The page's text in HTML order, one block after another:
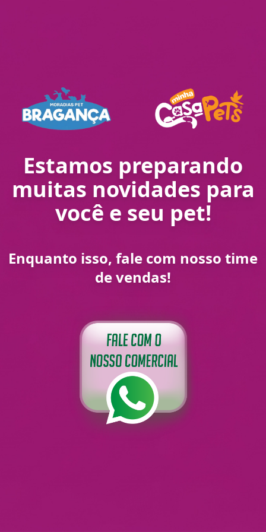
Estamos preparando
muitas novidades para
você e seu pet!
Enquanto isso, fale com nosso time
de vendas!